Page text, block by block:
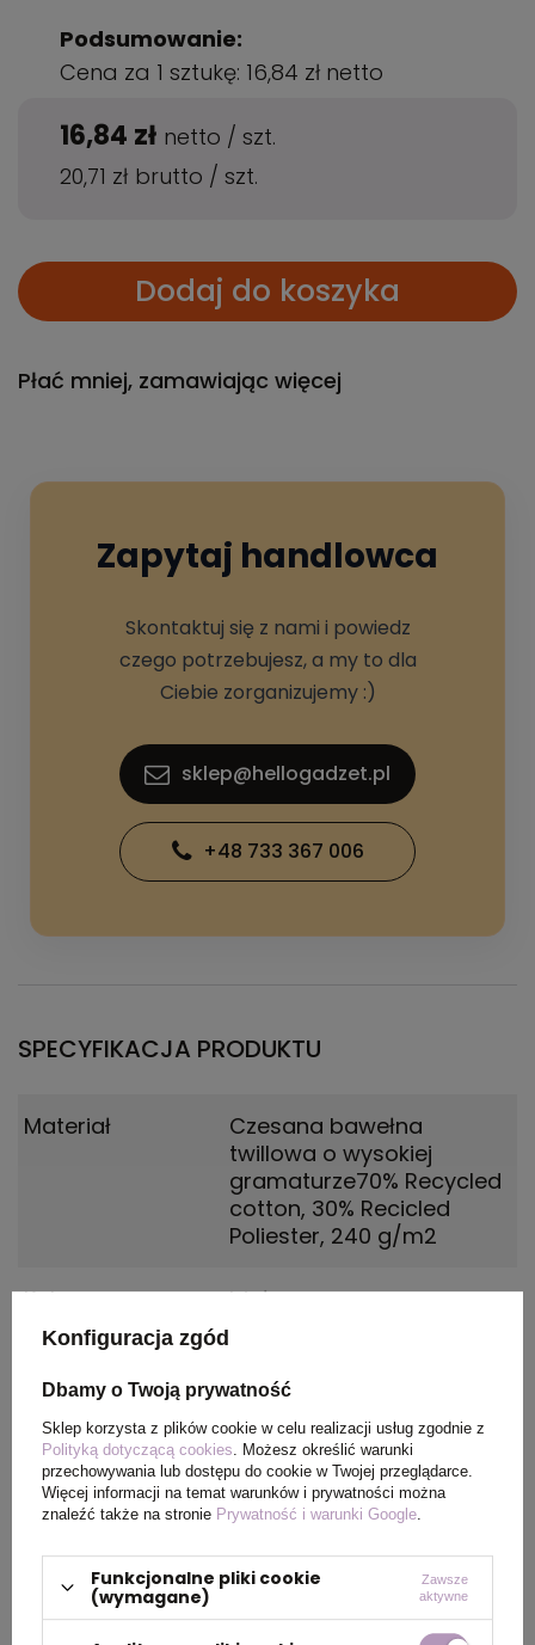
Podsumowanie:
Cena za 1 sztukę: 16,84 zł netto
16,84 zł netto / szt.
20,71 zł brutto / szt.
Dodaj do koszyka
Płać mniej, zamawiając więcej
Zapytaj handlowca
Skontaktuj się z nami i powiedz
czego potrzebujesz, a my to dla
Ciebie zorganizujemy :)
sklep@hellogadzet.pl
+48 733 367 006
SPECYFIKACJA PRODUKTU
Materiał
Czesana bawełna
twillowa o wysokiej
gramaturze70% Recycled
cotton, 30% Recicled
Poliester, 240 g/m2
Kolor biały
PAKOWANIE
Wymiary
kartonu
76 x 45 x 37 cm
Konfiguracja zgód
Dbamy o Twoją prywatność
Sklep korzysta z plików cookie w celu realizacji usług zgodnie z
Polityką dotyczącą cookies . Możesz określić warunki
przechowywania lub dostępu do cookie w Twojej przeglądarce.
Więcej informacji na temat warunków i prywatności można
znaleźć także na stronie Prywatność i warunki Google
Funkcjonalne pliki cookie
(wymagane)
Zawsze
aktywne